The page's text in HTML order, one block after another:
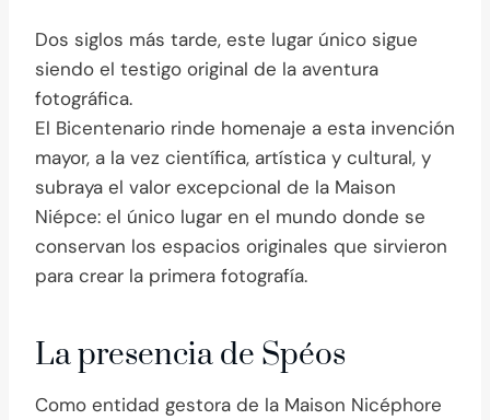
Dos siglos más tarde, este lugar único sigue
siendo el testigo original de la aventura
fotográfica.
El Bicentenario rinde homenaje a esta invención
mayor, a la vez científica, artística y cultural, y
subraya el valor excepcional de la Maison
Niépce: el único lugar en el mundo donde se
conservan los espacios originales que sirvieron
para crear la primera fotografía.
La presencia de Spéos
Como entidad gestora de la Maison Nicéphore